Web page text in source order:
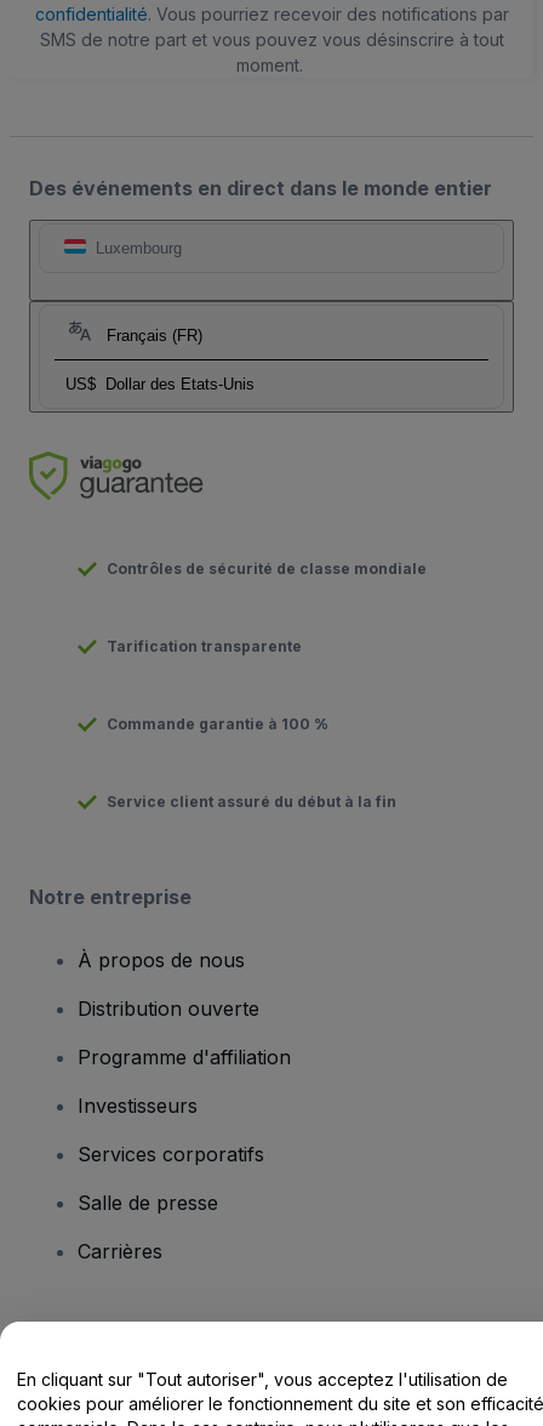
confidentialité. Vous pourriez recevoir des notifications par
SMS de notre part et vous pouvez vous désinscrire à tout
moment.
Des événements en direct dans le monde entier
Luxembourg
Français (FR)
US$ Dollar des Etats-Unis
Contrôles de sécurité de classe mondiale
Tarification transparente
Commande garantie à 100 %
Service client assuré du début à la fin
Notre entreprise
À propos de nous
Distribution ouverte
Programme d'affiliation
Investisseurs
Services corporatifs
Salle de presse
Carrières
Centre d'assistance / Nous contacter
En cliquant sur "Tout autoriser", vous acceptez l'utilisation de
cookies pour améliorer le fonctionnement du site et son efficacité